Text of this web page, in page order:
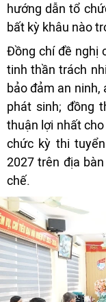
hướng dẫn tổ
bất kỳ khâu nào
Đồng chí đề nghị
tinh thần trách
bảo đảm an ninh,
phát sinh; đồng
thuận lợi nhất
chức kỳ thi
2027 trên địa
chế.